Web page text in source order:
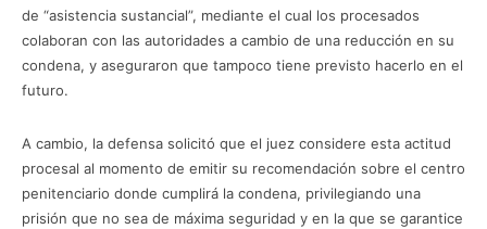
de “asistencia sustancial”, mediante el cual los procesados
colaboran con las autoridades a cambio de una reducción en su
condena, y aseguraron que tampoco tiene previsto hacerlo en el
futuro.
A cambio, la defensa solicitó que el juez considere esta actitud
procesal al momento de emitir su recomendación sobre el centro
penitenciario donde cumplirá la condena, privilegiando una
prisión que no sea de máxima seguridad y en la que se garantice